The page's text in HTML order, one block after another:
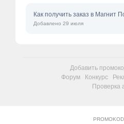
Как получить заказ в Магнит
Добавлено 29 июля
Добавить
Форум
Конкурс
Проверка